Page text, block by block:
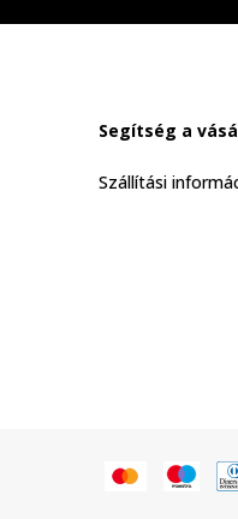
Segítség a
Szállítási